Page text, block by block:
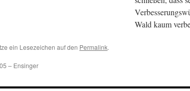
Wald kaum
ein Lesezeichen auf den Permalink.
– Ensinger